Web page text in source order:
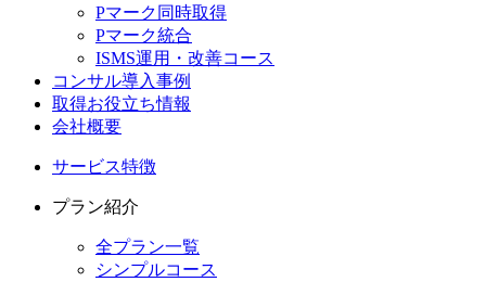
Pマーク同時取得
Pマーク統合
ISMS運用・改善コース
コンサル導入事例
取得お役立ち情報
会社概要
サービス特徴
プラン紹介
全プラン一覧
シンプルコース